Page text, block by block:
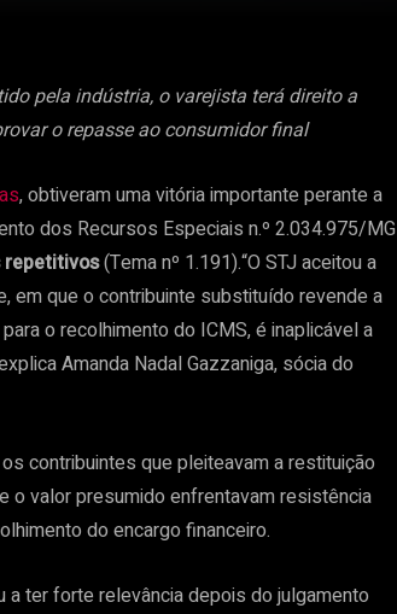
pela indústria, o varejista terá direito a
o repasse ao consumidor final
, obtiveram uma vitória importante perante a
dos Recursos Especiais n.º 2.034.975/MG
repetitivos(Tema nº 1.191).“O STJ aceitou a
em que o contribuinte substituído revende a
o recolhimento do ICMS, é inaplicável a
Amanda Nadal Gazzaniga, sócia do
contribuintes que pleiteavam a restituição
o valor presumido enfrentavam resistência
do encargo financeiro.
ter forte relevância depois do julgamento